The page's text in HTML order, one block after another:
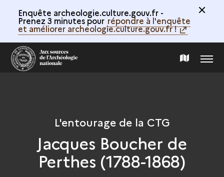
Enquête archeologie.culture.gouv.fr -
Prenez 3 minutes pour répondre à l'enquête
et améliorer archeologie.culture.gouv.fr !
CARTE
COLLECTION
MENU
L'entourage de la CTG
Jacques Boucher de
Perthes (1788-1868)